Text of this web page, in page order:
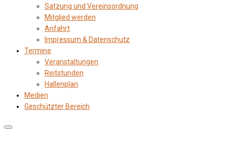
Satzung und Vereinsordnung
Mitglied werden
Anfahrt
Impressum & Datenschutz
Termine
Veranstaltungen
Reitstunden
Hallenplan
Medien
Geschützter Bereich